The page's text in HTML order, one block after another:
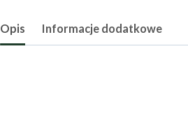
Opis Informacje dodatkowe